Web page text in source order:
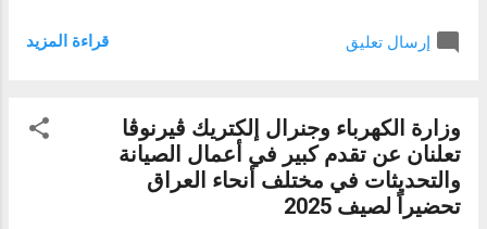
في هذا المجال. وخلال كلمتها الرئيسية في
تحمل توقيعه الشخصي 16 فبراير، 2025: أعلنت
نيويورك بالرمز V)، عن إبرام شراكة جديدة مع
مدرب كرة القدم الإسباني بيب جوارديولا. تهدف
هذه الشراكة، التي تمتد لعامين، إلى منح حاملي
إرسال تعليق قراءة المزيد
وزارة الكهرباء وجنرال إلكتريك ڤيرنوڤا
تعلنان عن تقدم كبير في أعمال الصيانة
والتحديثات في مختلف أنحاء العراق
تحضيراً لصيف 2025